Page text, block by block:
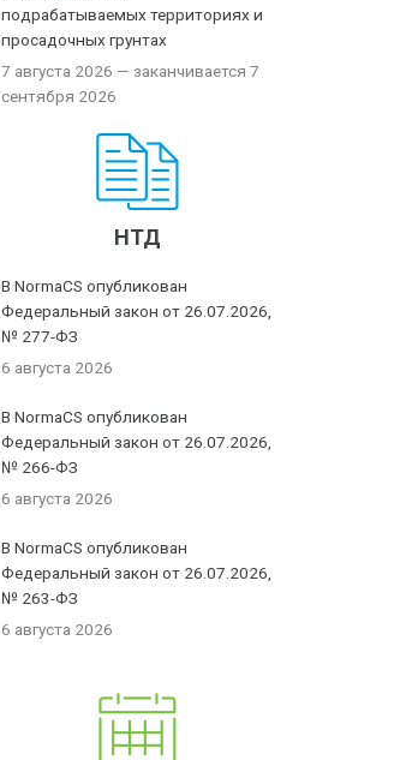
подрабатываемых территориях и
просадочных грунтах
7 августа 2026 — заканчивается 7
сентября 2026
НТД
В NormaCS опубликован
Федеральный закон от 26.07.2026,
№ 277-ФЗ
6 августа 2026
В NormaCS опубликован
Федеральный закон от 26.07.2026,
№ 266-ФЗ
6 августа 2026
В NormaCS опубликован
Федеральный закон от 26.07.2026,
№ 263-ФЗ
6 августа 2026